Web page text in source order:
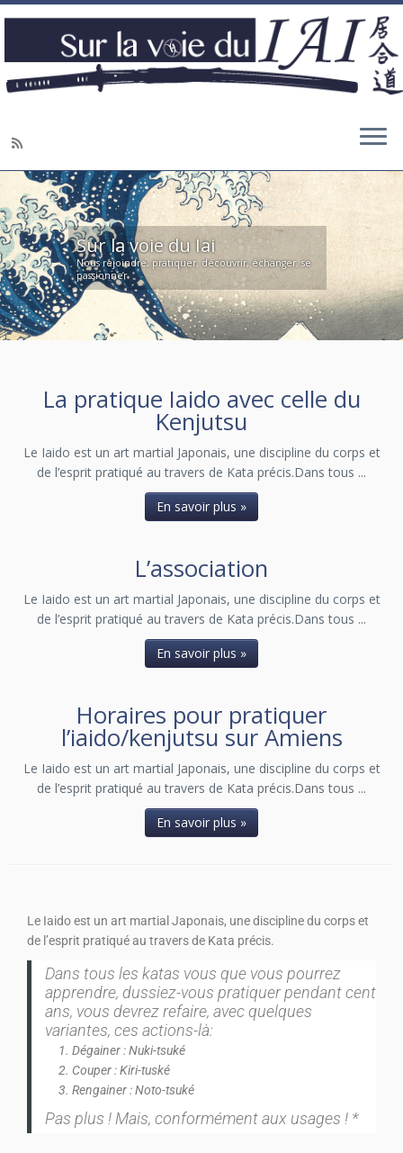
Sur la voie du Iai
Nous rejoindre, pratiquer, découvrir, échanger, se
passionner.
La pratique Iaido avec celle du
Kenjutsu
Le Iaido est un art martial Japonais, une discipline du corps et
de l’esprit pratiqué au travers de Kata précis.Dans tous ...
En savoir plus »
L’association
Le Iaido est un art martial Japonais, une discipline du corps et
de l’esprit pratiqué au travers de Kata précis.Dans tous ...
En savoir plus »
Horaires pour pratiquer
l’iaido/kenjutsu sur Amiens
Le Iaido est un art martial Japonais, une discipline du corps et
de l’esprit pratiqué au travers de Kata précis.Dans tous ...
En savoir plus »
Le Iaido est un art martial Japonais, une discipline du corps et
de l’esprit pratiqué au travers de Kata précis.
Dans tous les katas vous que vous pourrez
apprendre, dussiez-vous pratiquer pendant cent
ans, vous devrez refaire, avec quelques
variantes, ces actions-là:
Dégainer : Nuki-tsuké
Couper : Kiri-tuské
Rengainer : Noto-tsuké
Pas plus ! Mais, conformément aux usages ! *